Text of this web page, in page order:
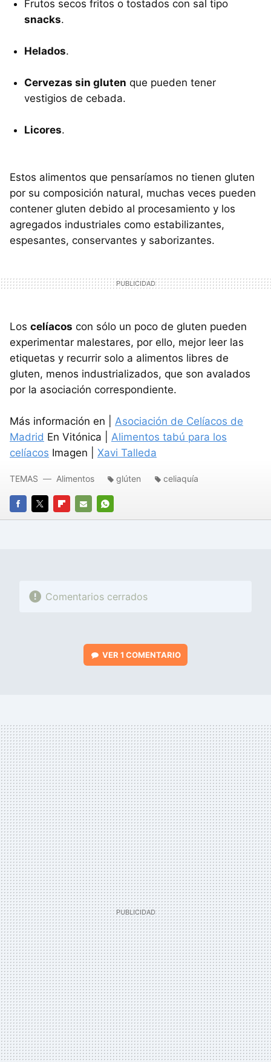
Frutos secos fritos o tostados con sal tipo
snacks.
Helados.
Cervezas sin gluten que pueden tener
vestigios de cebada.
Licores.
Estos alimentos que pensaríamos no tienen gluten
por su composición natural, muchas veces pueden
contener gluten debido al procesamiento y los
agregados industriales como estabilizantes,
espesantes, conservantes y saborizantes.
Los celíacos con sólo un poco de gluten pueden
experimentar malestares, por ello, mejor leer las
etiquetas y recurrir solo a alimentos libres de
gluten, menos industrializados, que son avalados
por la asociación correspondiente.
Más información en | Asociación de Celíacos de
Madrid En Vitónica | Alimentos tabú para los
celíacos Imagen | Xavi Talleda
FACEBOOK
TWITTERFLIPBOARD
E-
WHATSAPP
TEMAS Alimentos glúten celiaquía
Comentarios cerrados
VER 1 COMENTARIO